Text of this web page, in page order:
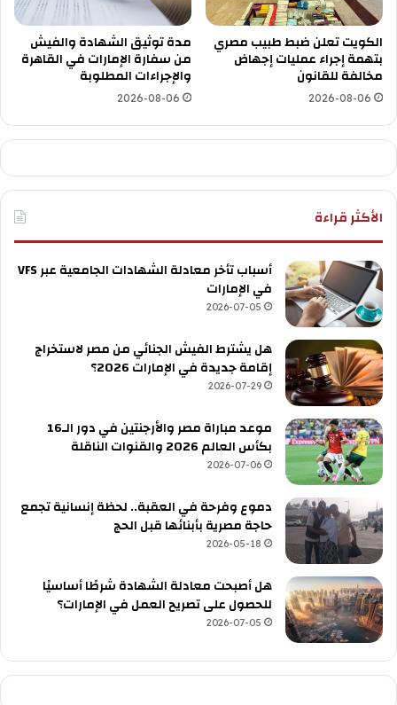
الكويت تعلن ضبط طبيب مصري
بتهمة إجراء عمليات إجهاض
مخالفة للقانون
2026-08-06
مدة توثيق الشهادة والفيش
من سفارة الإمارات في القاهرة
والإجراءات المطلوبة
2026-08-06
الأكثر قراءة
أسباب تأخر معادلة الشهادات الجامعية عبر VFS
في الإمارات
2026-07-05
هل يشترط الفيش الجنائي من مصر لاستخراج
إقامة جديدة في الإمارات 2026؟
2026-07-29
موعد مباراة مصر والأرجنتين في دور الـ16
بكأس العالم 2026 والقنوات الناقلة
2026-07-06
دموع وفرحة في العقبة.. لحظة إنسانية تجمع
حاجة مصرية بأبنائها قبل الحج
2026-05-18
هل أصبحت معادلة الشهادة شرطًا أساسيًا
للحصول على تصريح العمل في الإمارات؟
2026-07-05